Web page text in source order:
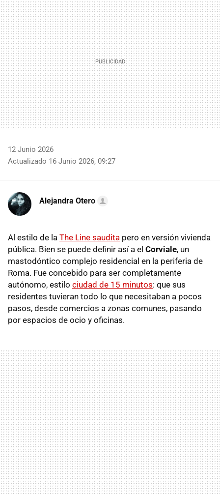
MAIL
12 Junio 2026
Actualizado 16 Junio 2026, 09:27
Alejandra Otero
Al estilo de la The Line saudita pero en versión vivienda
pública. Bien se puede definir así a el Corviale, un
mastodóntico complejo residencial en la periferia de
Roma. Fue concebido para ser completamente
autónomo, estilo ciudad de 15 minutos: que sus
residentes tuvieran todo lo que necesitaban a pocos
pasos, desde comercios a zonas comunes, pasando
por espacios de ocio y oficinas.